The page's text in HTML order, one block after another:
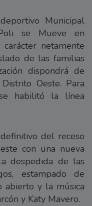
Municipal
se Mueve en
netamente
de las familias
dispondrá de
Oeste. Para
habilitó la línea
del receso
con una nueva
despedida de las
estampado de
abierto y la música
y Katy Mavero.